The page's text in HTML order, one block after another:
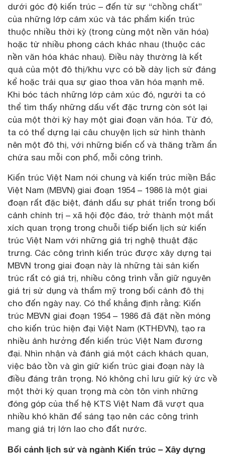
dưới góc độ kiến trúc – đến từ sự “chồng chất”
của những lớp cảm xúc và tác phẩm kiến trúc
thuộc nhiều thời kỳ (trong cùng một nền văn hóa)
hoặc từ nhiều phong cách khác nhau (thuộc các
nền văn hóa khác nhau). Điều này thường là kết
quả của một đô thị/khu vực có bề dày lịch sử đáng
kể hoặc trải qua sự giao thoa văn hóa mạnh mẽ.
Khi bóc tách những lớp cảm xúc đó, người ta có
thể tìm thấy những dấu vết đặc trưng còn sót lại
của một thời kỳ hay một giai đoạn văn hóa. Từ đó,
ta có thể dựng lại câu chuyện lịch sử hình thành
nên một đô thị, với những biến cố và thăng trầm ẩn
chứa sau mỗi con phố, mỗi công trình.
Kiến trúc Việt Nam nói chung và kiến trúc miền Bắc
Việt Nam (MBVN) giai đoạn 1954 – 1986 là một giai
đoạn rất đặc biệt, đánh dấu sự phát triển trong bối
cảnh chính trị – xã hội độc đáo, trở thành một mắt
xích quan trọng trong chuỗi tiếp biến lịch sử kiến
trúc Việt Nam với những giá trị nghệ thuật đặc
trưng. Các công trình kiến trúc được xây dựng tại
MBVN trong giai đoạn này là những tài sản kiến
trúc rất có giá trị, nhiều công trình vẫn giữ nguyên
giá trị sử dụng và thẩm mỹ trong bối cảnh đô thị
cho đến ngày nay. Có thể khẳng định rằng: Kiến
trúc MBVN giai đoạn 1954 – 1986 đã đặt nền móng
cho kiến trúc hiện đại Việt Nam (KTHĐVN), tạo ra
nhiều ảnh hưởng đến kiến trúc Việt Nam đương
đại. Nhìn nhận và đánh giá một cách khách quan,
việc bảo tồn và gìn giữ kiến trúc giai đoạn này là
điều đáng trân trọng. Nó không chỉ lưu giữ ký ức về
một thời kỳ quan trọng mà còn tôn vinh những
đóng góp của thế hệ KTS Việt Nam đã vượt qua
nhiều khó khăn để sáng tạo nên các công trình
mang giá trị lớn lao cho đất nước.
Bối cảnh lịch sử và ngành Kiến trúc – Xây dựng